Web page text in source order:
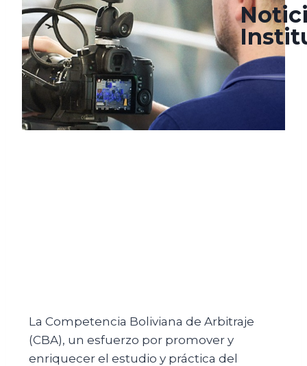
La Competencia Boliviana de Arbitraje
(CBA), un esfuerzo por promover y
enriquecer el estudio y práctica del